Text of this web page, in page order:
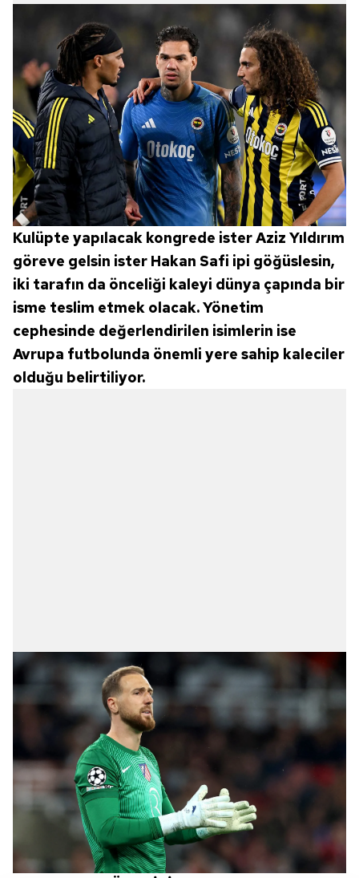
Kulüpte yapılacak kongrede ister Aziz Yıldırım
göreve gelsin ister Hakan Safi ipi göğüslesin,
iki tarafın da önceliği kaleyi dünya çapında bir
isme teslim etmek olacak. Yönetim
cephesinde değerlendirilen isimlerin ise
Avrupa futbolunda önemli yere sahip kaleciler
olduğu belirtiliyor.